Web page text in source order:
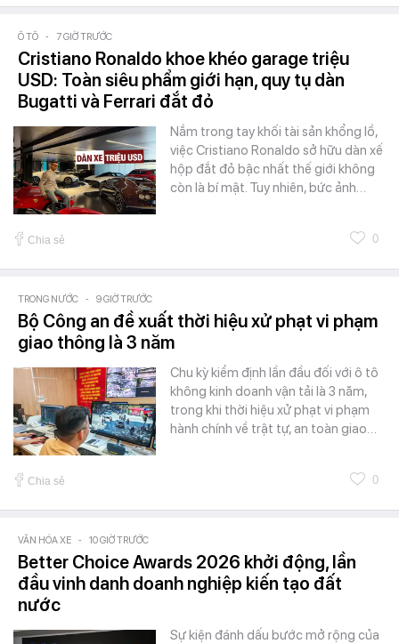
Ô TÔ - 7 GIỜ TRƯỚC
Cristiano Ronaldo khoe khéo garage triệu
USD: Toàn siêu phẩm giới hạn, quy tụ dàn
Bugatti và Ferrari đắt đỏ
Nắm trong tay khối tài sản khổng lồ,
việc Cristiano Ronaldo sở hữu dàn xế
hộp đắt đỏ bậc nhất thế giới không
còn là bí mật. Tuy nhiên, bức ảnh…
Chia sẻ 0
TRONG NƯỚC - 9 GIỜ TRƯỚC
Bộ Công an đề xuất thời hiệu xử phạt vi phạm
giao thông là 3 năm
Chu kỳ kiểm định lần đầu đối với ô tô
không kinh doanh vận tải là 3 năm,
trong khi thời hiệu xử phạt vi phạm
hành chính về trật tự, an toàn giao…
Chia sẻ 0
VĂN HÓA XE - 10 GIỜ TRƯỚC
Better Choice Awards 2026 khởi động, lần
đầu vinh danh doanh nghiệp kiến tạo đất
nước
Sự kiện đánh dấu bước mở rộng của